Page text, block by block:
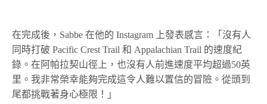
在完成後，Sabbe 在他的 Instagram 上發表感言：「沒有人
同時打破 Pacific Crest Trail 和 Appalachian Trail 的速度紀
錄。在阿帕拉契山徑上，也沒有人前進速度平均超過50英
里。我非常榮幸能夠完成這令人難以置信的冒險。從頭到
尾都挑戰著身心極限！」